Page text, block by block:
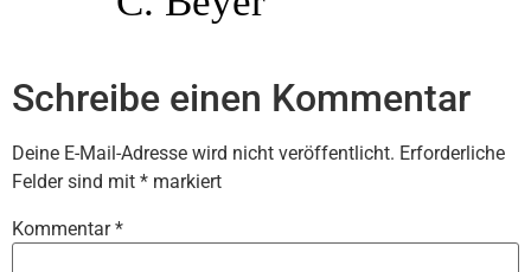
Schreibe einen Kommentar
Deine E-Mail-Adresse wird nicht veröffentlicht. Erforderliche
Felder sind mit * markiert
Kommentar*